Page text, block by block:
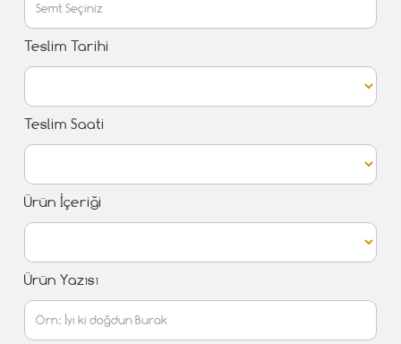
Teslim Tarihi
Teslim Saati
Ürün İçeriği
Ürün Yazısı